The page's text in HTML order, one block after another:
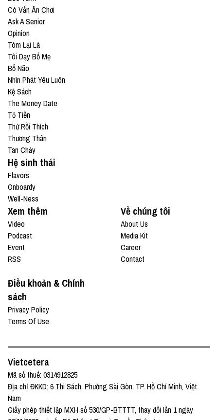
Có Vấn Ăn Chơi
Ask A Senior
Opinion
Tóm Lại Là
Tôi Dạy Bố Mẹ
Bổ Não
Nhìn Phát Yêu Luôn
Kệ Sách
The Money Date
Tỏ Tiền
Thử Rồi Thích
Thương Thân
Tan Chảy
Hệ sinh thái
Flavors
Onboardy
Well-Ness
Xem thêm
Video
Podcast
Event
RSS
Về chúng tôi
About Us
Media Kit
Career
Contact
Điều khoản & Chính
sách
Privacy Policy
Terms Of Use
Vietcetera
Mã số thuế: 0314912825
Địa chỉ ĐKKD: 6 Thi Sách, Phường Sài Gòn, TP. Hồ Chí Minh, Việt
Nam
Giấy phép thiết lập MXH số 530/GP-BTTTT, thay đổi lần 1 ngày